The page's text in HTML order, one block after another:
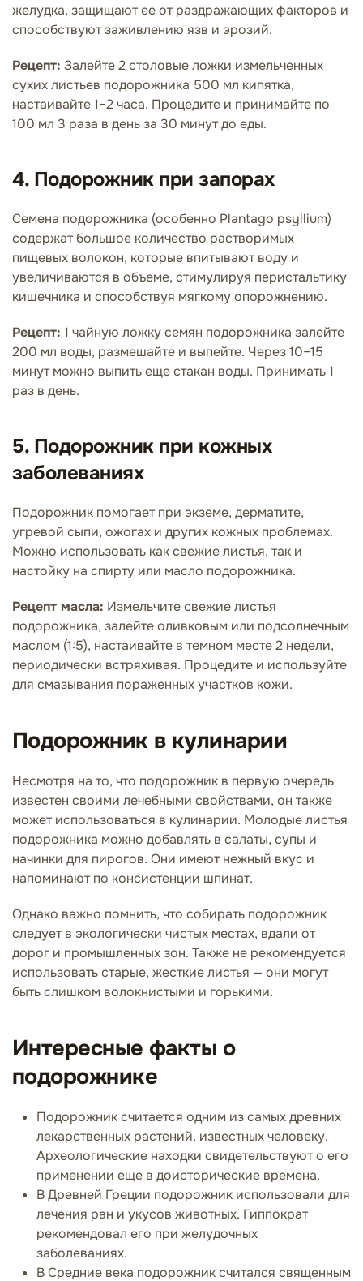
желудка, защищают ее от раздражающих факторов и
способствуют заживлению язв и эрозий.
Рецепт: Залейте 2 столовые ложки измельченных
сухих листьев подорожника 500 мл кипятка,
настаивайте 1–2 часа. Процедите и принимайте по
100 мл 3 раза в день за 30 минут до еды.
4. Подорожник при запорах
Семена подорожника (особенно Plantago psyllium)
содержат большое количество растворимых
пищевых волокон, которые впитывают воду и
увеличиваются в объеме, стимулируя перистальтику
кишечника и способствуя мягкому опорожнению.
Рецепт: 1 чайную ложку семян подорожника залейте
200 мл воды, размешайте и выпейте. Через 10–15
минут можно выпить еще стакан воды. Принимать 1
раз в день.
5. Подорожник при кожных
заболеваниях
Подорожник помогает при экземе, дерматите,
угревой сыпи, ожогах и других кожных проблемах.
Можно использовать как свежие листья, так и
настойку на спирту или масло подорожника.
Рецепт масла: Измельчите свежие листья
подорожника, залейте оливковым или подсолнечным
маслом (1:5), настаивайте в темном месте 2 недели,
периодически встряхивая. Процедите и используйте
для смазывания пораженных участков кожи.
Подорожник в кулинарии
Несмотря на то, что подорожник в первую очередь
известен своими лечебными свойствами, он также
может использоваться в кулинарии. Молодые листья
подорожника можно добавлять в салаты, супы и
начинки для пирогов. Они имеют нежный вкус и
напоминают по консистенции шпинат.
Однако важно помнить, что собирать подорожник
следует в экологически чистых местах, вдали от
дорог и промышленных зон. Также не рекомендуется
использовать старые, жесткие листья — они могут
быть слишком волокнистыми и горькими.
Интересные факты о
подорожнике
Подорожник считается одним из самых древних
лекарственных растений, известных человеку.
Археологические находки свидетельствуют о его
применении еще в доисторические времена.
В Древней Греции подорожник использовали для
лечения ран и укусов животных. Гиппократ
рекомендовал его при желудочных
заболеваниях.
В Средние века подорожник считался священным